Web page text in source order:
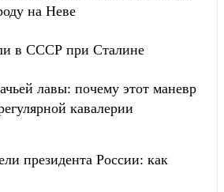
на Неве
в СССР при Сталине
лавы: почему этот маневр
кавалерии
президента России: как